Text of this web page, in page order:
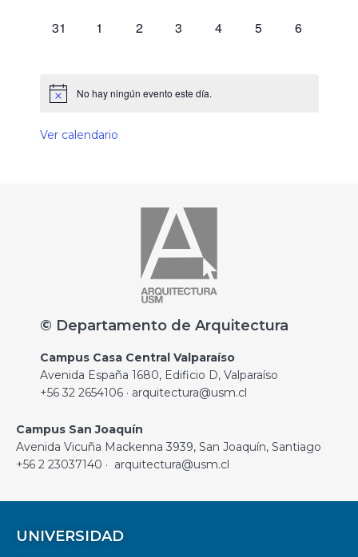
0 eventos,
31 0 eventos,
1 0 eventos,
2 0 eventos,
3 0 eventos,
4 0 eventos,
5 0 eventos,
6
No hay ningún evento este día.
Ver calendario
© Departamento de Arquitectura
Campus Casa Central Valparaíso
Avenida España 1680, Edificio D, Valparaíso
+56 32 2654106 · arquitectura@usm.cl
Campus San Joaquín
Avenida Vicuña Mackenna 3939, San Joaquín, Santiago
+56 2 23037140 · arquitectura@usm.cl
UNIVERSIDAD